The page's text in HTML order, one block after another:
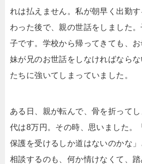
れは払えません。私が朝早く出勤
わった後で、親の世話をしました
子です。学校から帰ってきても、お
妹が兄のお世話をしなければなら
たちに強いてしまっていました。
ある日、親が転んで、骨を折って
代は8万円。その時、思いました。
保護を受けるしか道はないのかな
相談するのも、何か情けなくて、